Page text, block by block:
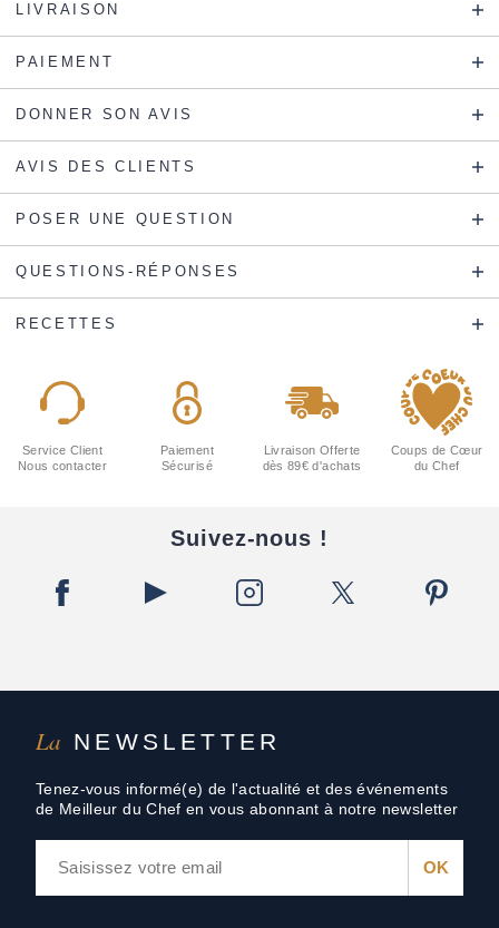
LIVRAISON
PAIEMENT
DONNER SON AVIS
AVIS DES CLIENTS
POSER UNE QUESTION
QUESTIONS-RÉPONSES
RECETTES
La NEWSLETTER
Tenez-vous informé(e) de l'actualité et des événements
de Meilleur du Chef en vous abonnant à notre newsletter
Service Client
Nous contacter
Paiement
Sécurisé
Livraison Offerte
dès 89€ d'achats
Coups de Cœur
du Chef
Suivez-nous !